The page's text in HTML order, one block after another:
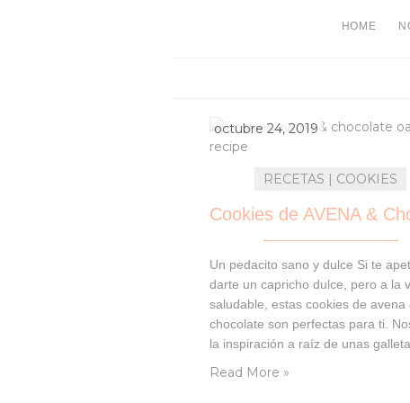
HOME
octubre 24, 2019
RECETAS | COOKIES
Un pedacito sano y dulce Si te
darte un capricho dulce, pero a la
saludable, estas cookies de avena
chocolate son perfectas para ti.
la inspiración a raíz de unas
Read More »